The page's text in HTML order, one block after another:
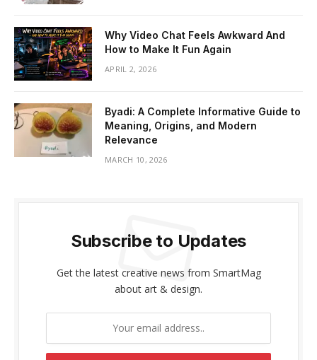
Why Video Chat Feels Awkward And
How to Make It Fun Again
APRIL 2, 2026
Byadi: A Complete Informative Guide to
Meaning, Origins, and Modern
Relevance
MARCH 10, 2026
Subscribe to Updates
Get the latest creative news from SmartMag
about art & design.